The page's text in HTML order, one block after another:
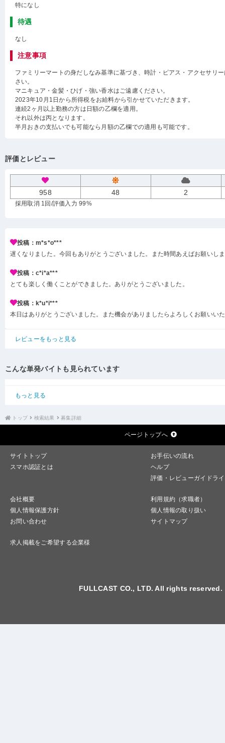
特になし
待遇
なし
注意事項
ファミリーマートの身だしなみ基準に基づき、時計・ピアス・アクセサリ
さい。
マニキュア・金髪・ひげ・強い香水はご遠慮ください。
2023年10月1日から所得税をお給料から引かせていただきます。
連続2ヶ月以上勤務の方は日額の乙欄を適用。
それ以外は丙となります。
半月おきの支払いでも可能なら月額の乙欄での適用も可能です。
評価とレビュー
958 48 2
採用取消 1回 /評価入力 99%
投稿：m*s*o***
遅くなりました。今回もありがとうございました。また時間あえばお願いし
投稿：c*i*a***
とても楽しく働くことができました。ありがとうございました。
投稿：k*u*i***
本日はありがとうございました。また機会がありましたらよろしくお願いい
レビューをもっと見る
こんな単発バイトも見られています
もっと見る
トップ 検索結果 募集詳細
ページトップへ
サイトトップ
お手伝いの流れ
スマホ認証とは
ヘルプ
評価・レビューガイドラ
会社概要
利用規約（求職者）
個人情報保護方針
個人情報の取り扱い
お問い合わせ
サイトマップ
求人掲載をご希望する企業様
FULLCAST CO., LTD. All rights reserved.